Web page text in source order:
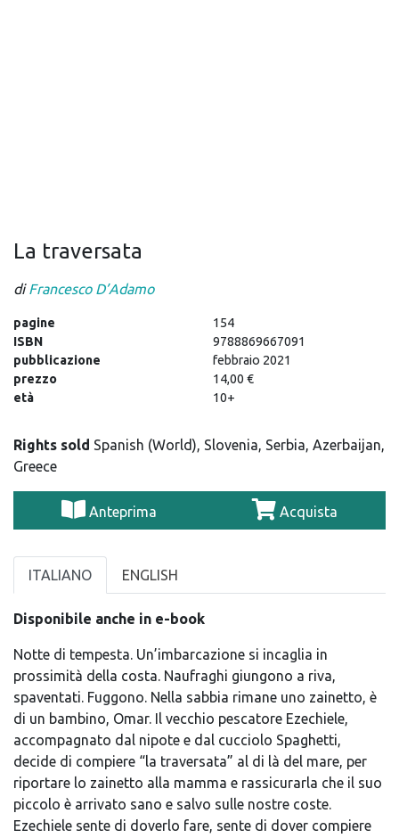
La traversata
diFrancesco D’Adamo
pagine
154
ISBN
9788869667091
pubblicazione
febbraio 2021
prezzo
14,00 €
età
10+
Rights sold Spanish (World), Slovenia, Serbia, Azerbaijan,
Greece
Anteprima Acquista
ITALIANO ENGLISH
Disponibile anche in e-book
Notte di tempesta. Un’imbarcazione si incaglia in
prossimità della costa. Naufraghi giungono a riva,
spaventati. Fuggono. Nella sabbia rimane uno zainetto, è
di un bambino, Omar. Il vecchio pescatore Ezechiele,
accompagnato dal nipote e dal cucciolo Spaghetti,
decide di compiere “la traversata” al di là del mare, per
riportare lo zainetto alla mamma e rassicurarla che il suo
piccolo è arrivato sano e salvo sulle nostre coste.
Ezechiele sente di doverlo fare, sente di dover compiere